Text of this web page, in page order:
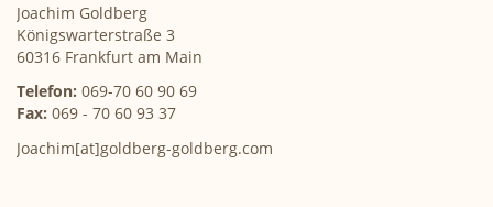
Joachim Goldberg
Königswarterstraße 3
60316 Frankfurt am Main
Telefon: 069-70 60 90 69
Fax: 069 - 70 60 93 37
Joachim[at]goldberg-goldberg.com